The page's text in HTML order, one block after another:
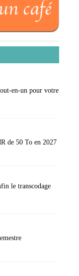
en-un pour votre
de 50 To en 2027
le transcodage